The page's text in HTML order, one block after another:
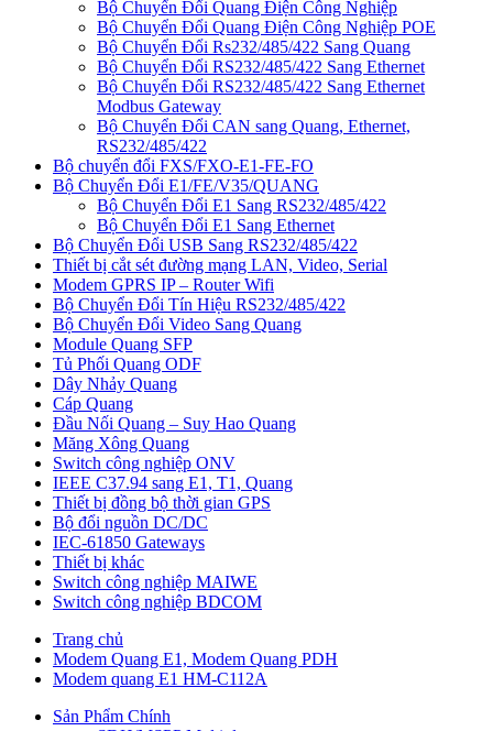
Bộ Chuyển Đổi Quang Điện Công Nghiệp
Bộ Chuyển Đổi Quang Điện Công Nghiệp POE
Bộ Chuyển Đổi Rs232/485/422 Sang Quang
Bộ Chuyển Đổi RS232/485/422 Sang Ethernet
Bộ Chuyển Đổi RS232/485/422 Sang Ethernet
Modbus Gateway
Bộ Chuyển Đổi CAN sang Quang, Ethernet,
RS232/485/422
Bộ chuyển đổi FXS/FXO-E1-FE-FO
Bộ Chuyển Đổi E1/FE/V35/QUANG
Bộ Chuyển Đổi E1 Sang RS232/485/422
Bộ Chuyển Đổi E1 Sang Ethernet
Bộ Chuyển Đổi USB Sang RS232/485/422
Thiết bị cắt sét đường mạng LAN, Video, Serial
Modem GPRS IP – Router Wifi
Bộ Chuyển Đổi Tín Hiệu RS232/485/422
Bộ Chuyển Đổi Video Sang Quang
Module Quang SFP
Tủ Phối Quang ODF
Dây Nhảy Quang
Cáp Quang
Đầu Nối Quang – Suy Hao Quang
Măng Xông Quang
Switch công nghiệp ONV
IEEE C37.94 sang E1, T1, Quang
Thiết bị đồng bộ thời gian GPS
Bộ đổi nguồn DC/DC
IEC-61850 Gateways
Thiết bị khác
Switch công nghiệp MAIWE
Switch công nghiệp BDCOM
Trang chủ
Modem Quang E1, Modem Quang PDH
Modem quang E1 HM-C112A
Sản Phẩm Chính